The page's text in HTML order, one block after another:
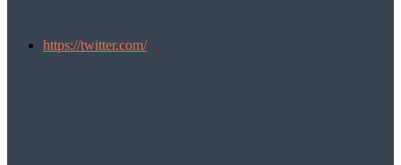
https://twitter.com/